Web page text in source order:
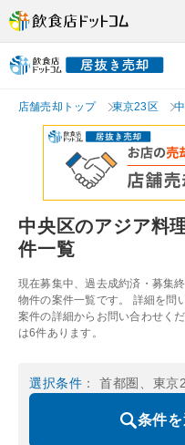
店舗売却トップ 東京23区
中央区のアジア料
件一覧
現在募集中、過去成約済・募集
物件の案件一覧です。 詳細を問
案件の詳細からお問い合わせく
は6件あります。
選択条件 ： 首都圏、東
条件